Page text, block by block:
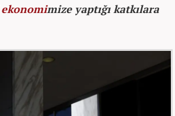
ekonomimize yaptığı katkılara